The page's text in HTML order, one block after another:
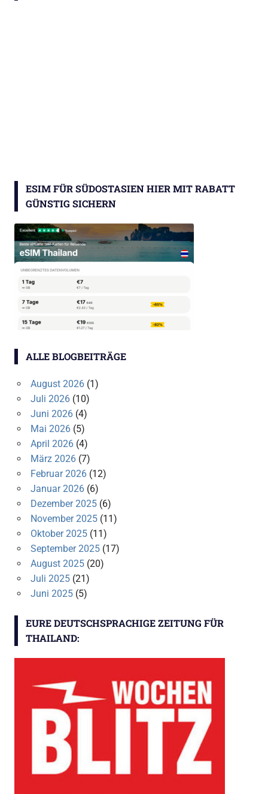
ESIM FÜR SÜDOSTASIEN HIER MIT RABATT
GÜNSTIG SICHERN
ALLE BLOGBEITRÄGE
August 2026(1)
Juli 2026(10)
Juni 2026(4)
Mai 2026(5)
April 2026(4)
März 2026(7)
Februar 2026(12)
Januar 2026(6)
Dezember 2025(6)
November 2025(11)
Oktober 2025(11)
September 2025(17)
August 2025(20)
Juli 2025(21)
Juni 2025(5)
EURE DEUTSCHSPRACHIGE ZEITUNG FÜR
THAILAND: